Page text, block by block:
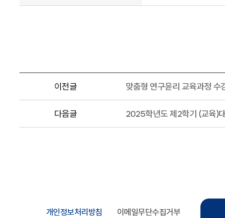
이전글 맞춤형 연구윤리 교육과정 수
다음글 2025학년도 제2학기 (교육)대
개인정보처리방침 이메일무단수집거부